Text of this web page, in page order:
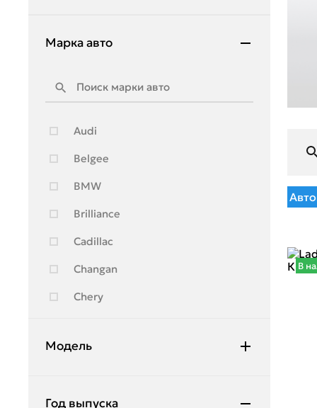
Марка авто
Audi
Belgee
BMW
Brilliance
Cadillac
Changan
Chery
Citroen
Модель
Год выпуска
В